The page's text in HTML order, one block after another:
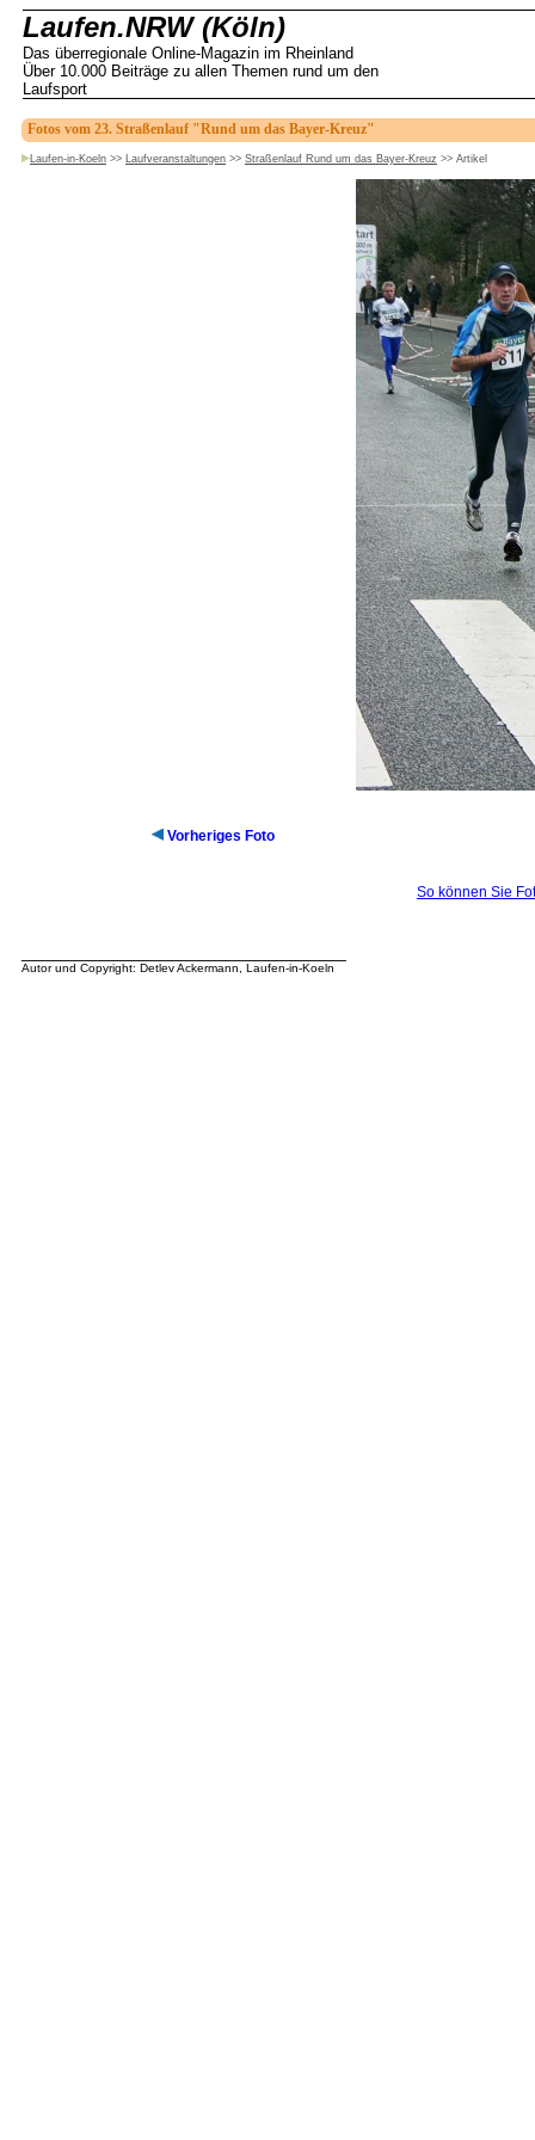
Laufen.NRW (Köln)
Das überregionale Online-Magazin im Rheinland
Über 10.000 Beiträge zu allen Themen rund um den
Laufsport
Fotos vom 23. Straßenlauf "Rund um das Bayer-Kreuz"
Laufen-in-Koeln >> Laufveranstaltungen >> Straßenlauf Rund um das Bayer-Kreuz >> Artikel
Vorheriges Foto
So können Sie
Autor und Copyright: Detlev Ackermann, Laufen-in-Koeln